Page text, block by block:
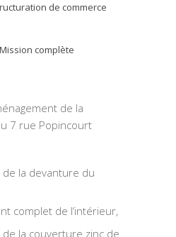
de commerce
Mission complète
de la
7 rue Popincourt
la devanture du
complet de l’intérieur,
la couverture zinc de